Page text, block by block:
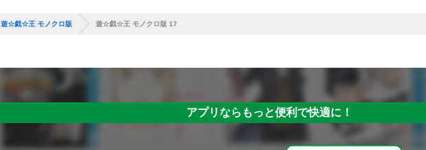
遊☆戯☆王 モノクロ版 遊☆戯☆王 モノクロ版 17
アプリならもっと便利で快適に！